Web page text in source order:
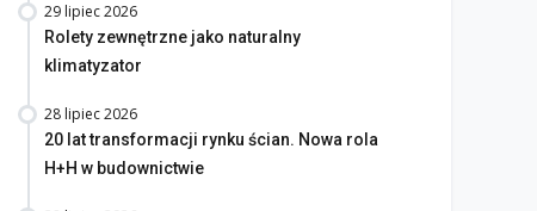
29 lipiec 2026
Rolety zewnętrzne jako naturalny
klimatyzator
28 lipiec 2026
20 lat transformacji rynku ścian. Nowa rola
H+H w budownictwie